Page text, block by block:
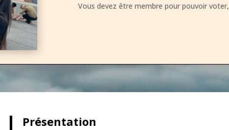
Vous devez être membre pour pouvoir voter,
Présentation